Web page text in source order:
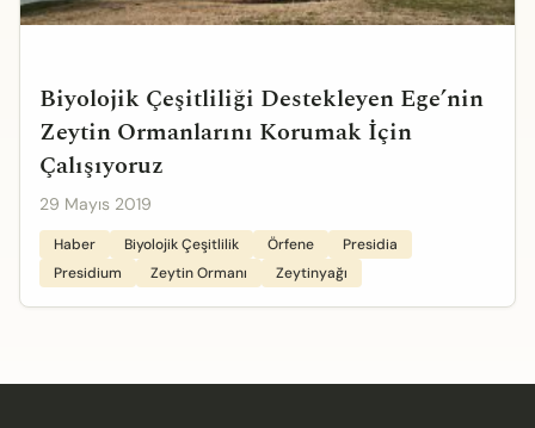
Biyolojik Çeşitliliği Destekleyen Ege’nin
Zeytin Ormanlarını Korumak İçin
Çalışıyoruz
29 Mayıs 2019
Haber Biyolojik Çeşitlilik Örfene
Presidia
Presidium
Zeytin Ormanı Zeytinyağı